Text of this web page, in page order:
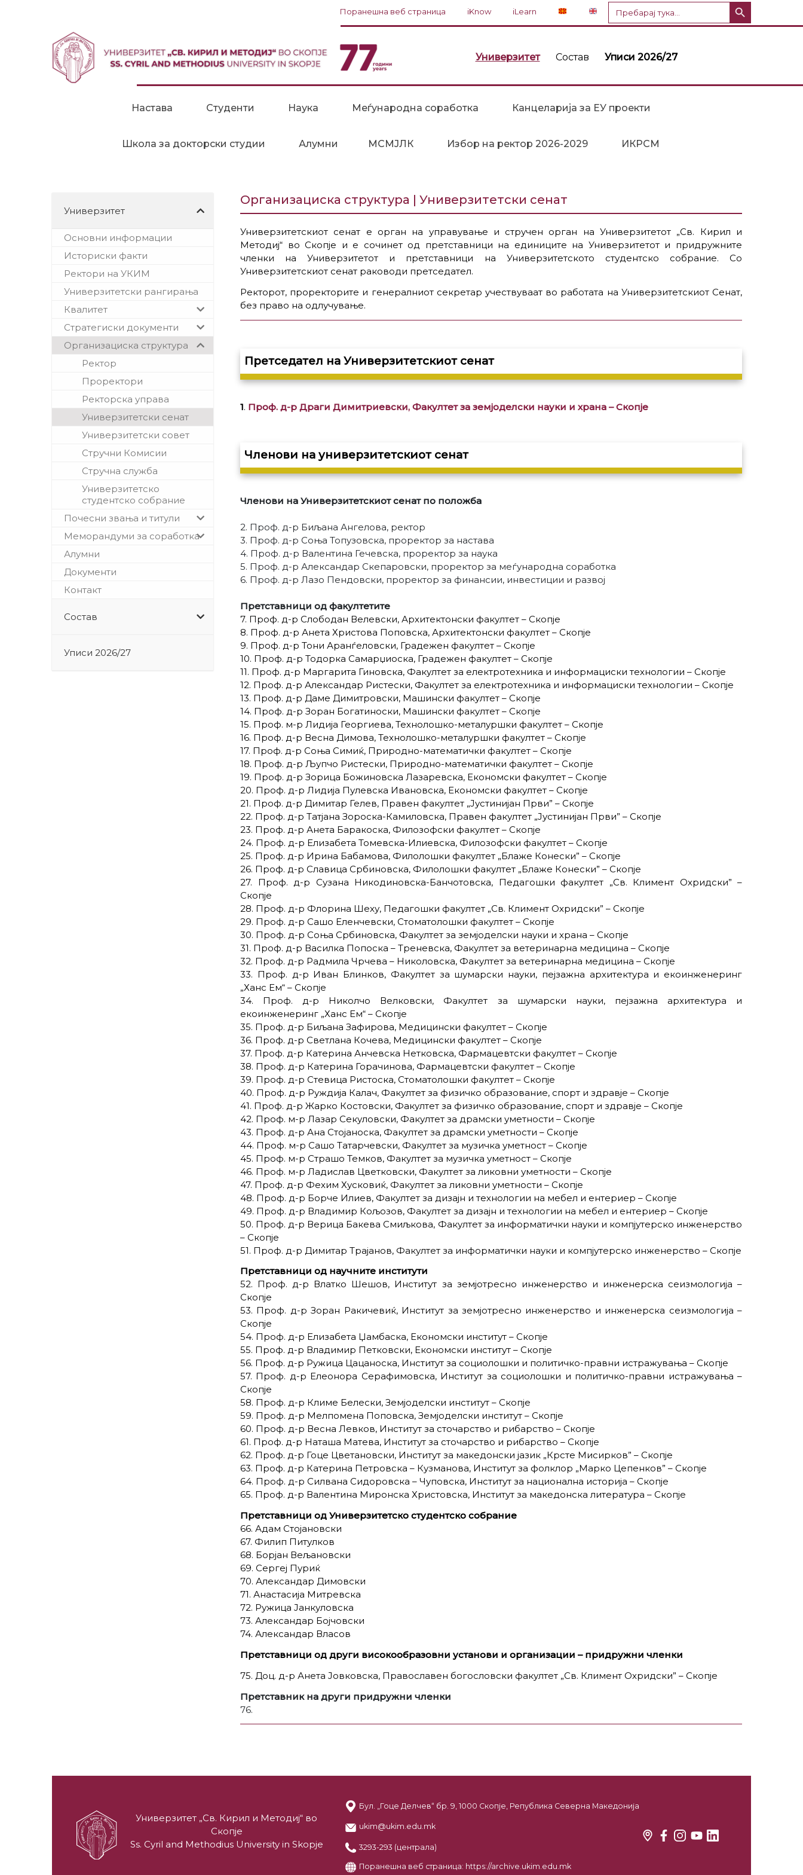
Поранешна веб страница iKnow iLearn
Пребарај
за:
Универзитет Состав Уписи 2026/27
Настава Студенти Наука Меѓународна соработка Канцеларија за ЕУ проекти
Школа за докторски студии Алумни МСМЈЛК Избор на ректор 2026-2029 ИКРСМ
Универзитет
Основни информации
Историски факти
Ректори на УКИМ
Универзитетски рангирања
Квалитет
Стратегиски документи
Организациска структура
Ректор
Проректори
Ректорска управа
Универзитетски сенат
Универзитетски совет
Стручни Комисии
Стручна служба
Универзитетско
студентско собрание
Почесни звања и титули
Меморандуми за соработка
Алумни
Документи
Контакт
Состав
Уписи 2026/27
Организациска структура | Универзитетски сенат
Универзитетскиот сенат е орган на управување и стручен орган на Универзитетот „Св. Кирил и
Методиј“ во Скопје и е сочинет од претставници на единиците на Универзитетот и придружните
членки на Универзитетот и претставници на Универзитетското студентско собрание. Со
Универзитетскиот сенат раководи претседател.
Ректорот, проректорите и генералниот секретар учествуваат во работата на Универзитетскиот Сенат,
без право на одлучување.
Претседател на Универзитетскиот сенат
1. Проф. д-р Драги Димитриевски, Факултет за земјоделски науки и храна – Скопје
Членови на универзитетскиот сенат
Членови на Универзитетскиот сенат по положба
2. Проф. д-р Биљана Ангелова, ректор
3. Проф. д-р Соња Топузовска, проректор за настава
4. Проф. д-р Валентина Гечевска, проректор за наука
5. Проф. д-р Александар Скепаровски, проректор за меѓународна соработка
6. Проф. д-р Лазо Пендовски, проректор за финансии, инвестиции и развој
Претставници од факултетите
7. Проф. д-р Слободан Велевски, Архитектонски факултет – Скопје
8. Проф. д-р Анета Христова Поповска, Архитектонски факултет – Скопје
9. Проф. д-р Тони Аранѓеловски, Градежен факултет – Скопје
10. Проф. д-р Тодорка Самарџиоска, Градежен факултет – Скопје
11. Проф. д-р Маргарита Гиновска, Факултет за електротехника и информациски технологии – Скопје
12. Проф. д-р Александар Ристески, Факултет за електротехника и информациски технологии – Скопје
13. Проф. д-р Даме Димитровски, Машински факултет – Скопје
14. Проф. д-р Зоран Богатиноски, Машински факултет – Скопје
15. Проф. м-р Лидија Георгиева, Технолошко-металуршки факултет – Скопје
16. Проф. д-р Весна Димова, Технолошко-металуршки факултет – Скопје
17. Проф. д-р Соња Симиќ, Природно-математички факултет – Скопје
18. Проф. д-р Љупчо Ристески, Природно-математички факултет – Скопје
19. Проф. д-р Зорица Божиновска Лазаревска, Економски факултет – Скопје
20. Проф. д-р Лидија Пулевска Ивановска, Економски факултет – Скопје
21. Проф. д-р Димитар Гелев, Правен факултет „Јустинијан Први” – Скопје
22. Проф. д-р Татјана Зороска-Камиловска, Правен факултет „Јустинијан Први” – Скопје
23. Проф. д-р Анета Баракоска, Филозофски факултет – Скопје
24. Проф. д-р Елизабета Томевска-Илиевска, Филозофски факултет – Скопје
25. Проф. д-р Ирина Бабамова, Филолошки факултет „Блаже Конески” – Скопје
26. Проф. д-р Славица Србиновска, Филолошки факултет „Блаже Конески” – Скопје
27. Проф. д-р Сузана Никодиновска-Банчотовска, Педагошки факултет „Св. Климент Охридски” –
Скопје
28. Проф. д-р Флорина Шеху, Педагошки факултет „Св. Климент Охридски” – Скопје
29. Проф. д-р Сашо Еленчевски, Стоматолошки факултет – Скопје
30. Проф. д-р Соња Србиновска, Факултет за земјоделски науки и храна – Скопје
31. Проф. д-р Василка Попоска – Треневска, Факултет за ветеринарна медицина – Скопје
32. Проф. д-р Радмила Чрчева – Николовска, Факултет за ветеринарна медицина – Скопје
33. Проф. д-р Иван Блинков, Факултет за шумарски науки, пејзажна архитектура и екоинженеринг
„Ханс Ем“ – Скопје
34. Проф. д-р Николчо Велковски, Факултет за шумарски науки, пејзажна архитектура и
екоинженеринг „Ханс Ем“ – Скопје
35. Проф. д-р Биљана Зафирова, Медицински факултет – Скопје
36. Проф. д-р Светлана Кочева, Медицински факултет – Скопје
37. Проф. д-р Катерина Анчевска Нетковска, Фармацевтски факултет – Скопје
38. Проф. д-р Катерина Горачинова, Фармацевтски факултет – Скопје
39. Проф. д-р Стевица Ристоска, Стоматолошки факултет – Скопје
40. Проф. д-р Руждија Калач, Факултет за физичко образование, спорт и здравје – Скопје
41. Проф. д-р Жарко Костовски, Факултет за физичко образование, спорт и здравје – Скопје
42. Проф. м-р Лазар Секуловски, Факултет за драмски уметности – Скопје
43. Проф. д-р Ана Стојаноска, Факултет за драмски уметности – Скопје
44. Проф. м-р Сашо Татарчевски, Факултет за музичка уметност – Скопје
45. Проф. м-р Страшо Темков, Факултет за музичка уметност – Скопје
46. Проф. м-р Ладислав Цветковски, Факултет за ликовни уметности – Скопје
47. Проф. д-р Фехим Хусковиќ, Факултет за ликовни уметности – Скопје
48. Проф. д-р Борче Илиев, Факултет за дизајн и технологии на мебел и ентериер – Скопје
49. Проф. д-р Владимир Кољозов, Факултет за дизајн и технологии на мебел и ентериер – Скопје
50. Проф. д-р Верица Бакева Смиљкова, Факултет за информатички науки и компјутерско инженерство
– Скопје
51. Проф. д-р Димитар Трајанов, Факултет за информатички науки и компјутерско инженерство – Скопје
Претставници од научните институти
52. Проф. д-р Влатко Шешов, Институт за земјотресно инженерство и инженерска сеизмологија –
Скопје
53. Проф. д-р Зоран Ракичевиќ, Институт за земјотресно инженерство и инженерска сеизмологија –
Скопје
54. Проф. д-р Елизабета Џамбаска, Економски институт – Скопје
55. Проф. д-р Владимир Петковски, Економски институт – Скопје
56. Проф. д-р Ружица Цацаноска, Институт за социолошки и политичко-правни истражувања – Скопје
57. Проф. д-р Елеонора Серафимовска, Институт за социолошки и политичко-правни истражувања –
Скопје
58. Проф. д-р Климе Белески, Земјоделски институт – Скопје
59. Проф. д-р Мелпомена Поповска, Земјоделски институт – Скопје
60. Проф. д-р Весна Левков, Институт за сточарство и рибарство – Скопје
61. Проф. д-р Наташа Матева, Институт за сточарство и рибарство – Скопје
62. Проф. д-р Гоце Цветановски, Институт за македонски јазик „Крсте Мисирков” – Скопје
63. Проф. д-р Катерина Петровска – Кузманова, Институт за фолклор „Марко Цепенков” – Скопје
64. Проф. д-р Силвана Сидоровска – Чуповска, Институт за национална историја – Скопје
65. Проф. д-р Валентина Миронска Христовска, Институт за македонска литература – Скопје
Претставници од Универзитетско студентско собрание
66. Адам Стојановски
67. Филип Питулков
68. Борјан Вељановски
69. Сергеј Пуриќ
70. Александар Димовски
71. Анастасија Митревска
72. Ружица Јанкуловска
73. Александар Бојчовски
74. Александар Власов
Претставници од други високообразовни установи и организации – придружни членки
75. Доц. д-р Анета Јовковска, Православен богословски факултет „Св. Климент Охридски” – Скопје
Претставник на други придружни членки
76.
Универзитет „Св. Кирил и Методиј“ во
Скопје
Ss. Cyril and Methodius University in Skopje
Бул. „Гоце Делчев“ бр. 9, 1000 Скопје, Република Северна Македонија
ukim@ukim.edu.mk
3293-293 (централа)
Поранешна веб страница: https://archive.ukim.edu.mk